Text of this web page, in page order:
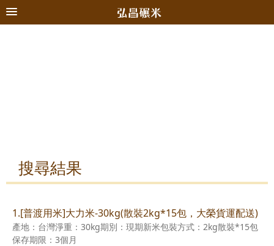
搜尋結果
1.[普渡用米]大力米-30kg(散裝2kg*15包，大榮貨運配送)
產地：台灣淨重：30kg期別：現期新米包裝方式：2kg散裝*15包
保存期限：3個月